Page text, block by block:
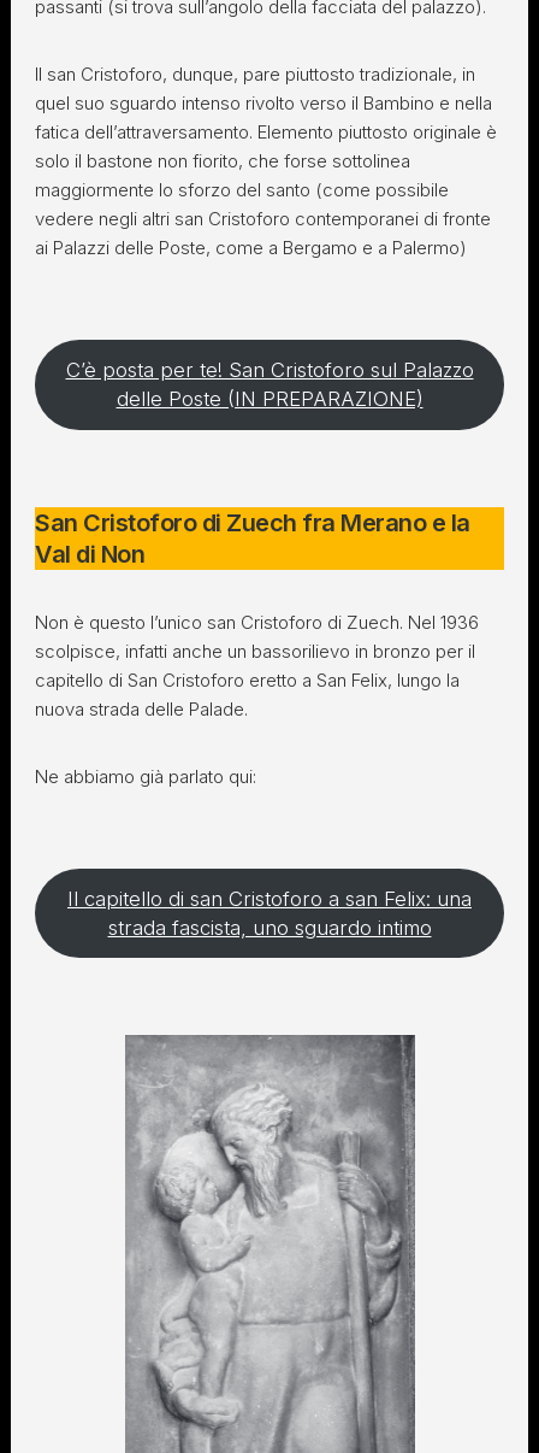
passanti (si trova sull’angolo della facciata del palazzo).
Il san Cristoforo, dunque, pare piuttosto tradizionale, in
quel suo sguardo intenso rivolto verso il Bambino e nella
fatica dell’attraversamento. Elemento piuttosto originale è
solo il bastone non fiorito, che forse sottolinea
maggiormente lo sforzo del santo (come possibile
vedere negli altri san Cristoforo contemporanei di fronte
ai Palazzi delle Poste, come a Bergamo e a Palermo)
C’è posta per te! San Cristoforo sul Palazzo
delle Poste (IN PREPARAZIONE)
San Cristoforo di Zuech fra Merano e la
Val di Non
Non è questo l’unico san Cristoforo di Zuech. Nel 1936
scolpisce, infatti anche un bassorilievo in bronzo per il
capitello di San Cristoforo eretto a San Felix, lungo la
nuova strada delle Palade.
Ne abbiamo già parlato qui:
Il capitello di san Cristoforo a san Felix: una
strada fascista, uno sguardo intimo